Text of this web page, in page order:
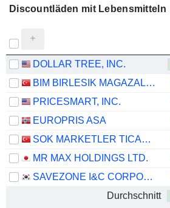
Discountläden mit Lebensmitteln
DOLLAR TREE, INC.
BIM BIRLESIK MAGAZALAR
PRICESMART, INC.
EUROPRIS ASA
SOK MARKETLER TICARET
MR MAX HOLDINGS LTD.
SAVEZONE I&C CORPORATION
Durchschnitt